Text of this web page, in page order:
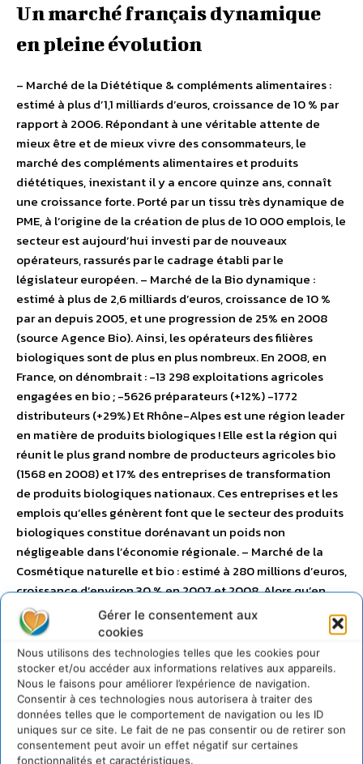
Gérer le consentement aux
cookies
Nous utilisons des technologies telles que les cookies pour
stocker et/ou accéder aux informations relatives aux appareils.
Nous le faisons pour améliorer l’expérience de navigation.
Consentir à ces technologies nous autorisera à traiter des
données telles que le comportement de navigation ou les ID
uniques sur ce site. Le fait de ne pas consentir ou de retirer son
consentement peut avoir un effet négatif sur certaines
fonctionnalités et caractéristiques.
Un marché français dynamique
en pleine évolution
– Marché de la Diététique & compléments alimentaires :
estimé à plus d’1,1 milliards d’euros, croissance de 10 % par
rapport à 2006. Répondant à une véritable attente de
mieux être et de mieux vivre des consommateurs, le
marché des compléments alimentaires et produits
diététiques, inexistant il y a encore quinze ans, connaît
une croissance forte. Porté par un tissu très dynamique de
PME, à l’origine de la création de plus de 10 000 emplois, le
secteur est aujourd’hui investi par de nouveaux
opérateurs, rassurés par le cadrage établi par le
législateur européen. – Marché de la Bio dynamique :
estimé à plus de 2,6 milliards d’euros, croissance de 10 %
par an depuis 2005, et une progression de 25% en 2008
(source Agence Bio). Ainsi, les opérateurs des filières
biologiques sont de plus en plus nombreux. En 2008, en
France, on dénombrait : -13 298 exploitations agricoles
engagées en bio ; -5626 préparateurs (+12%) -1772
distributeurs (+29%) Et Rhône-Alpes est une région leader
en matière de produits biologiques ! Elle est la région qui
réunit le plus grand nombre de producteurs agricoles bio
(1568 en 2008) et 17% des entreprises de transformation
de produits biologiques nationaux. Ces entreprises et les
emplois qu’elles génèrent font que le secteur des produits
biologiques constitue dorénavant un poids non
négligeable dans l’économie régionale. – Marché de la
Cosmétique naturelle et bio : estimé à 280 millions d’euros,
croissance d’environ 30 % en 2007 et 2008. Alors qu’en
2005, la cosmétique bio ne représentait que1% des ventes
de cosmétiques en général puis 2% en 2007 et 4% en
2008. Les analystes prévoient que les cosmétiques bio et
naturels représenteront 10% du marché à l’horizon 2010 –
2012 et d’ici 5 ans, 30% du marché total des cosmétiques.
Dossier de présentation